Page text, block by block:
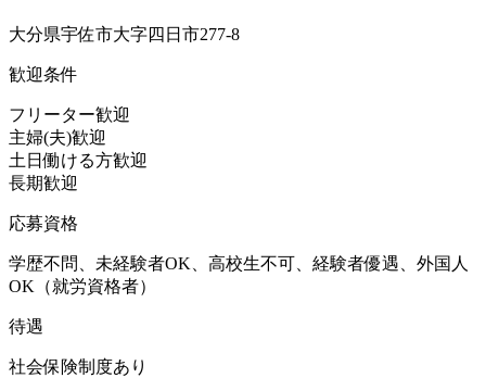
大分県宇佐市大字四日市277-8
歓迎条件
フリーター歓迎
主婦(夫)歓迎
土日働ける方歓迎
長期歓迎
応募資格
学歴不問、未経験者OK、高校生不可、経験者優遇、外国人
OK（就労資格者）
待遇
社会保険制度あり